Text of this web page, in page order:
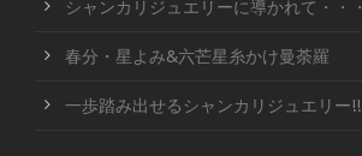
シャンカリジュエリーに導かれて・・・
春分・星よみ&六芒星糸かけ曼荼羅
一歩踏み出せるシャンカリジュエリー!!